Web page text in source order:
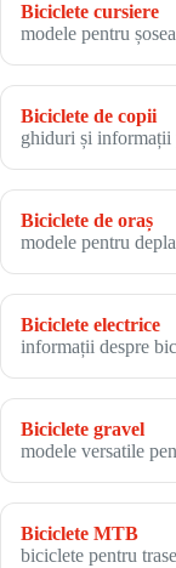
Biciclete cursiere
modele pentru
Biciclete de copii
ghiduri și informații
Biciclete de oraș
modele pentru
Biciclete electrice
informații despre
Biciclete gravel
modele versatile
Biciclete MTB
biciclete pentru